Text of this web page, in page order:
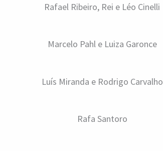
Rafael Ribeiro, Rei e Léo Cinelli
Marcelo Pahl e Luiza Garonce
Luís Miranda e Rodrigo Carvalho
Rafa Santoro